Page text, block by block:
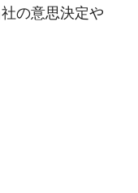
の意思決定や